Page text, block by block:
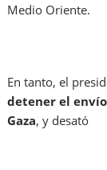
Medio Oriente.
En tanto, el
detener el
Gaza, y desató